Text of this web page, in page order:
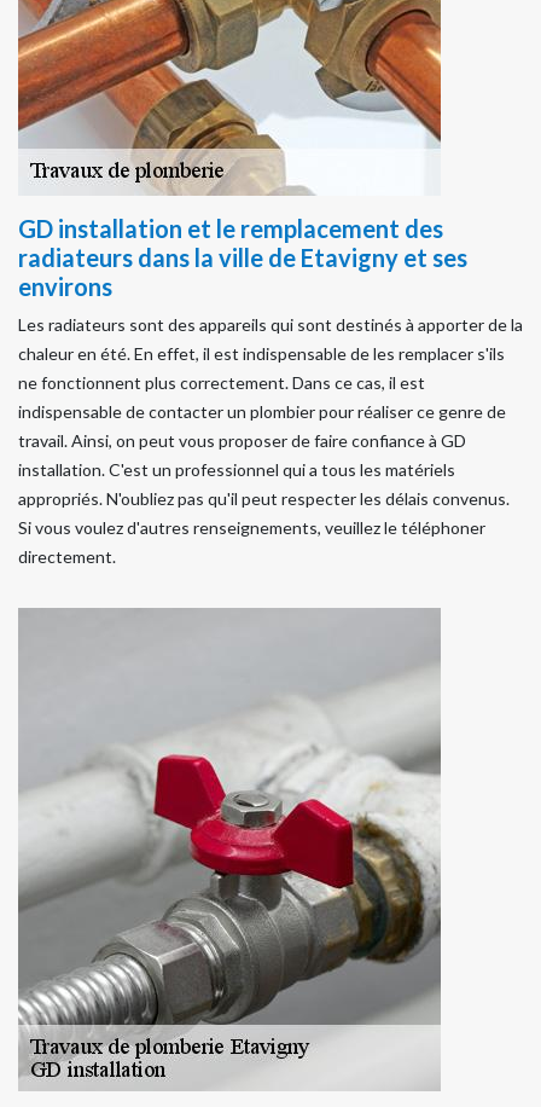
GD installation et le remplacement des
radiateurs dans la ville de Etavigny et ses
environs
Les radiateurs sont des appareils qui sont destinés à apporter de la
chaleur en été. En effet, il est indispensable de les remplacer s'ils
ne fonctionnent plus correctement. Dans ce cas, il est
indispensable de contacter un plombier pour réaliser ce genre de
travail. Ainsi, on peut vous proposer de faire confiance à GD
installation. C'est un professionnel qui a tous les matériels
appropriés. N'oubliez pas qu'il peut respecter les délais convenus.
Si vous voulez d'autres renseignements, veuillez le téléphoner
directement.